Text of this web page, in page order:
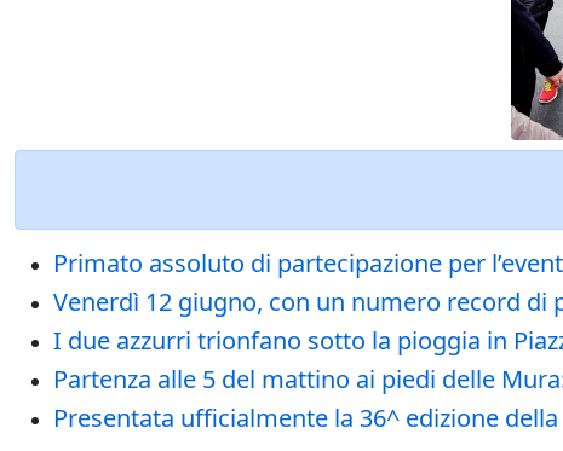
Primato assoluto di partecipazione per
Venerdì 12 giugno, con un numero record di
I due azzurri trionfano sotto la pioggia in
Partenza alle 5 del mattino ai piedi delle
Presentata ufficialmente la 36^ edizione